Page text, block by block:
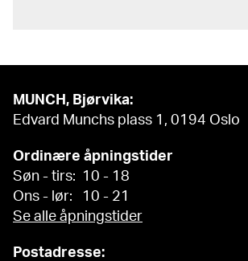
MUNCH, Bjørvika:
Edvard Munchs plass 1, 0194 Oslo
Ordinære åpningstider
Søn - tirs: 10 - 18
Ons - lør: 10 - 21
Se alle åpningstider
Postadresse: